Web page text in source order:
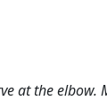
at the elbow.